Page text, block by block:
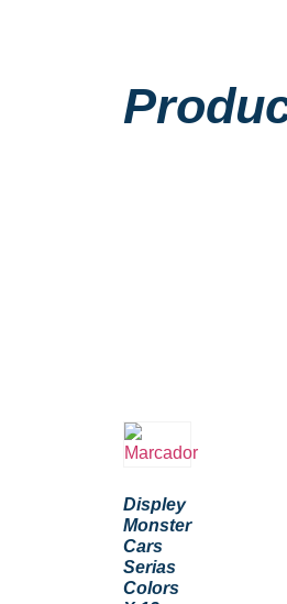
Displey
Monster
Cars
Serias
Colors